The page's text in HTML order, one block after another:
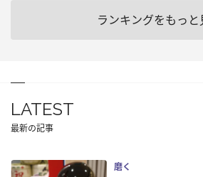
ランキングをもっと
LATEST
最新の記事
磨く